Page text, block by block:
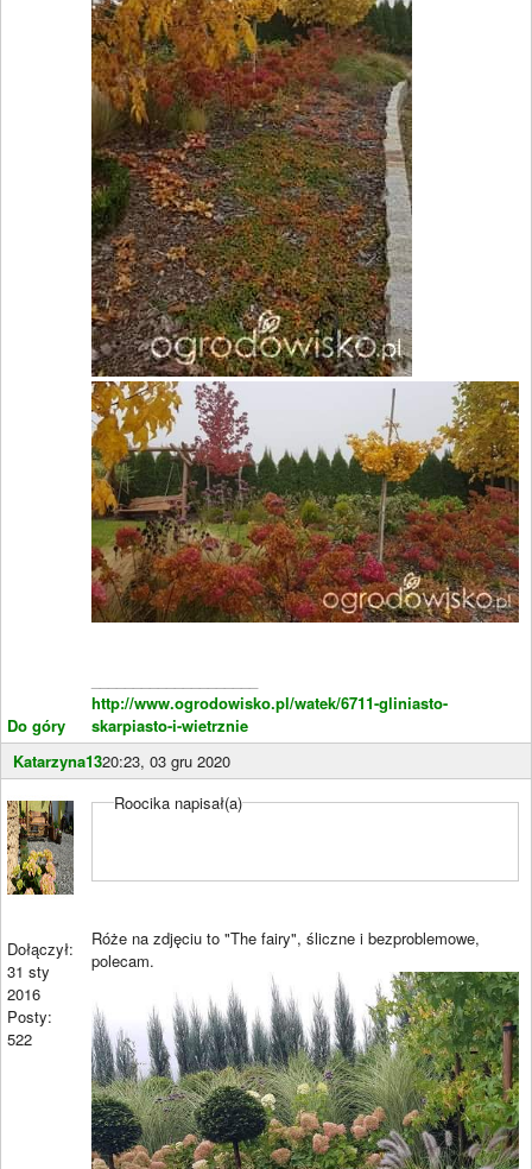
Do góry
http://www.ogrodowisko.pl/watek/6711-gliniasto-
skarpiasto-i-wietrznie
Katarzyna1320:23, 03 gru 2020
Dołączył:
31 sty
2016
Posty:
522
Roocika napisał(a)
Róże na zdjęciu to "The fairy", śliczne i bezproblemowe,
polecam.